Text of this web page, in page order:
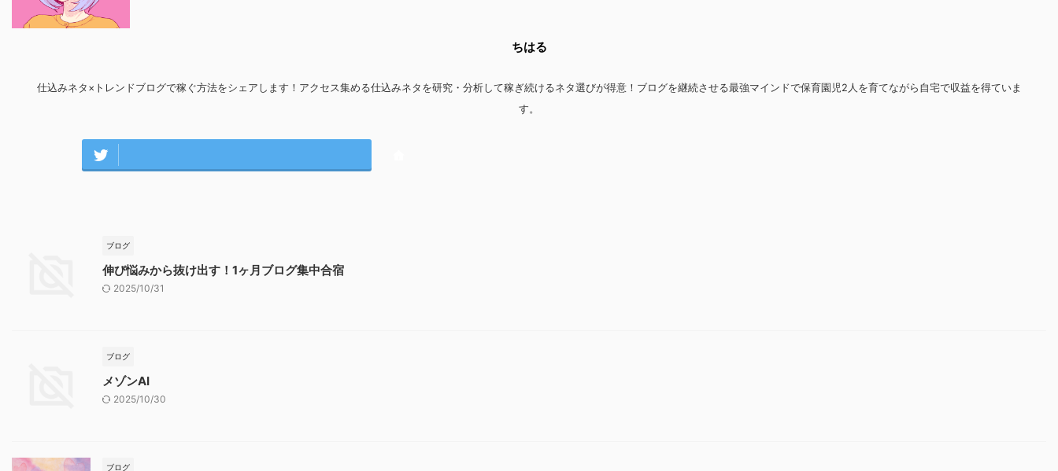
ちはる
仕込みネタ×トレンドブログで稼ぐ方法をシェアします！アクセス集める仕込みネタを研究・分析して稼ぎ続けるネタ選びが得意！ブログを継続させる最強マインドで保育園児2人を育てながら自宅で収益を得ていま
す。
ブログ
伸び悩みから抜け出す！1ヶ月ブログ集中合宿
2025/10/31
ブログ
メゾンAI
2025/10/30
ブログ